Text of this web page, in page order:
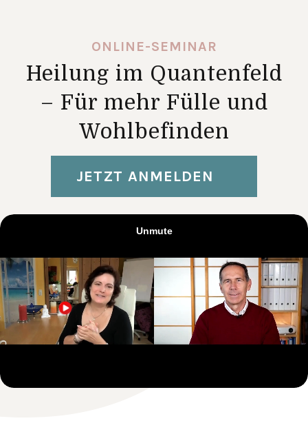
ONLINE-SEMINAR
Heilung im Quantenfeld
– Für mehr Fülle und
Wohlbefinden
JETZT ANMELDEN